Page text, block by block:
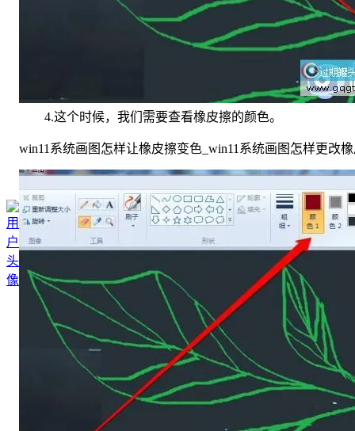
4.这个时候，我们需要查看橡皮擦的颜色。
win11系统画图怎样让橡皮擦变色_win11系统画图怎样更改